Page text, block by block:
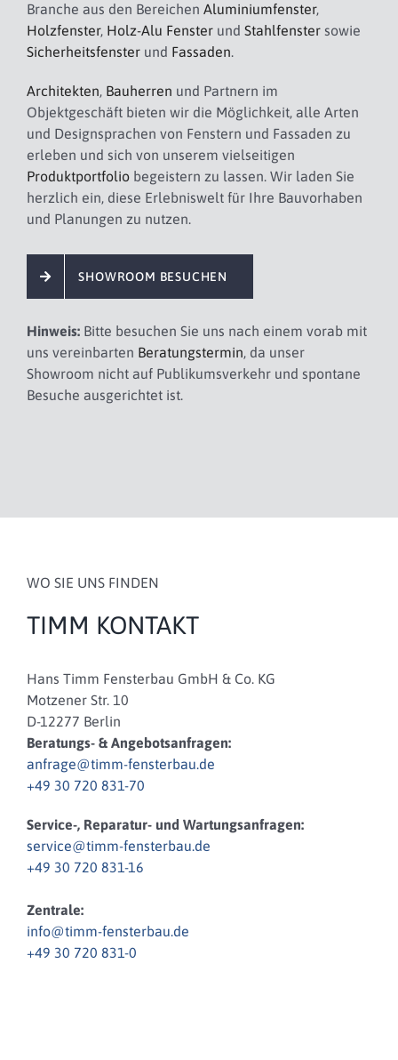
Branche aus den Bereichen Aluminiumfenster,
Holzfenster, Holz-Alu Fensterund Stahlfenstersowie
Sicherheitsfensterund Fassaden.
Architekten, Bauherren und Partnern im
Objektgeschäft bieten wir die Möglichkeit, alle Arten
und Designsprachen von Fenstern und Fassaden zu
erleben und sich von unserem vielseitigen
Produktportfoliobegeistern zu lassen. Wir laden Sie
herzlich ein, diese Erlebniswelt für Ihre Bauvorhaben
und Planungen zu nutzen.
SHOWROOM BESUCHEN
Hinweis:Bitte besuchen Sie uns nach einem vorab mit
uns vereinbarten Beratungstermin, da unser
Showroom nicht auf Publikumsverkehr und spontane
Besuche ausgerichtet ist.
WO SIE UNS FINDEN
TIMM KONTAKT
Hans Timm Fensterbau GmbH & Co. KG
Motzener Str. 10
D-12277 Berlin
Beratungs- & Angebotsanfragen:
anfrage@timm-fensterbau.de
+49 30 720 831-70
Service-, Reparatur- und Wartungsanfragen:
service@timm-fensterbau.de
+49 30 720 831-16
Zentrale:
info@timm-fensterbau.de
+49 30 720 831-0